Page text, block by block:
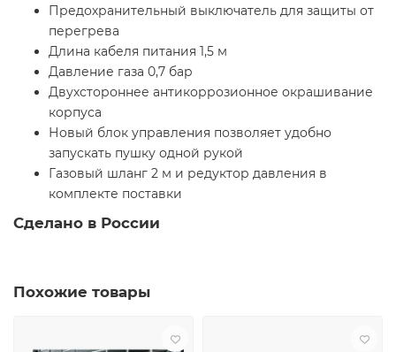
Предохранительный выключатель для защиты от
перегрева
Длина кабеля питания 1,5 м
Давление газа 0,7 бар
Двухстороннее антикоррозионное окрашивание
корпуса
Новый блок управления позволяет удобно
запускать пушку одной рукой
Газовый шланг 2 м и редуктор давления в
комплекте поставки
Сделано в России
Похожие товары